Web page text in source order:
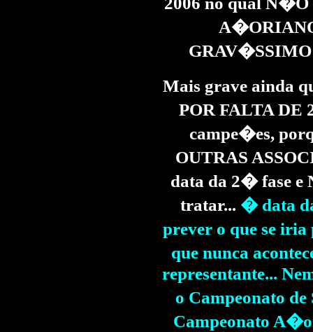
Mais grave ainda
POR FALTA DE
campe�es,
OUTRAS
data da 2� fase e
tratar... � data
prever o que se
que nunca
representante...
o Campeonato
Campeonato